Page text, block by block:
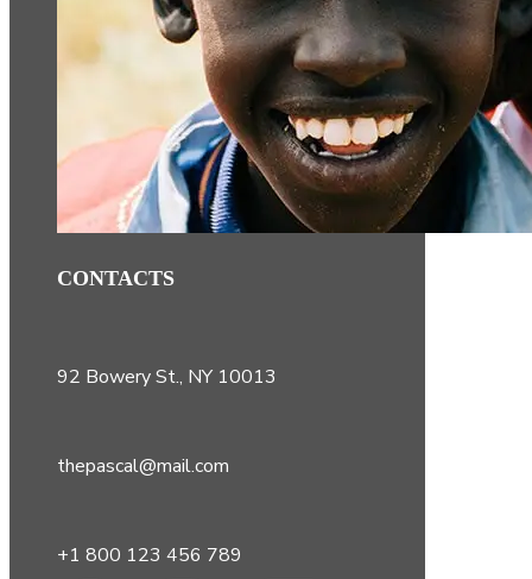
CONTACTS
92 Bowery St., NY 10013
thepascal@mail.com
+1 800 123 456 789